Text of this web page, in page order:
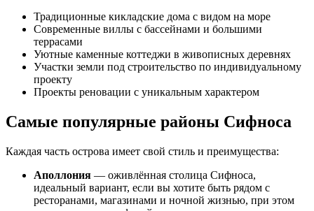
Традиционные кикладские дома с видом на море
Современные виллы с бассейнами и большими
террасами
Уютные каменные коттеджи в живописных деревнях
Участки земли под строительство по индивидуальному
проекту
Проекты реновации с уникальным характером
Самые популярные районы Сифноса
Каждая часть острова имеет свой стиль и преимущества:
Аполлония — оживлённая столица Сифноса,
идеальный вариант, если вы хотите быть рядом с
ресторанами, магазинами и ночной жизнью, при этом